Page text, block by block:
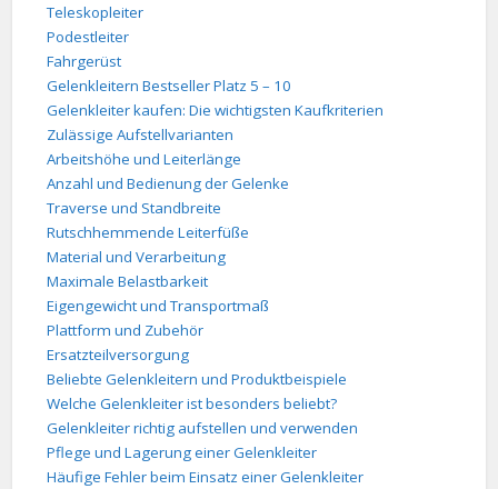
Teleskopleiter
Podestleiter
Fahrgerüst
Gelenkleitern Bestseller Platz 5 – 10
Gelenkleiter kaufen: Die wichtigsten Kaufkriterien
Zulässige Aufstellvarianten
Arbeitshöhe und Leiterlänge
Anzahl und Bedienung der Gelenke
Traverse und Standbreite
Rutschhemmende Leiterfüße
Material und Verarbeitung
Maximale Belastbarkeit
Eigengewicht und Transportmaß
Plattform und Zubehör
Ersatzteilversorgung
Beliebte Gelenkleitern und Produktbeispiele
Welche Gelenkleiter ist besonders beliebt?
Gelenkleiter richtig aufstellen und verwenden
Pflege und Lagerung einer Gelenkleiter
Häufige Fehler beim Einsatz einer Gelenkleiter